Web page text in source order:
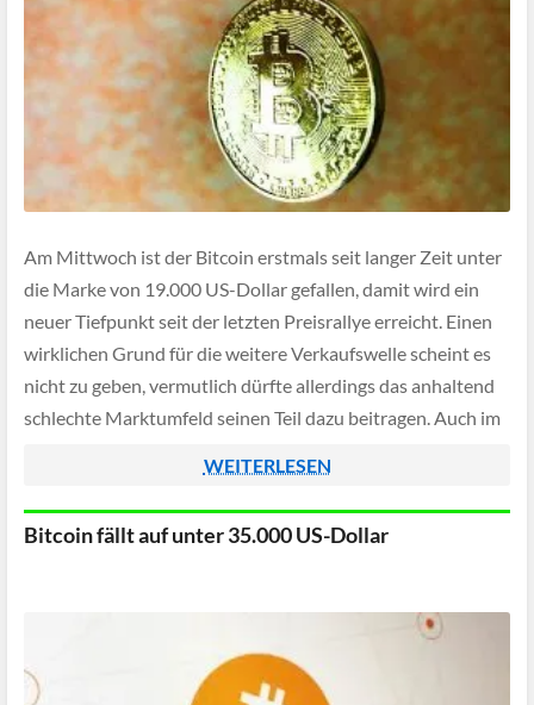
Am Mittwoch ist der Bitcoin erstmals seit langer Zeit unter
die Marke von 19.000 US-Dollar gefallen, damit wird ein
neuer Tiefpunkt seit der letzten Preisrallye erreicht. Einen
wirklichen Grund für die weitere Verkaufswelle scheint es
nicht zu geben, vermutlich dürfte allerdings das anhaltend
schlechte Marktumfeld seinen Teil dazu beitragen. Auch im
WEITERLESEN
Bitcoin fällt auf unter 35.000 US-Dollar